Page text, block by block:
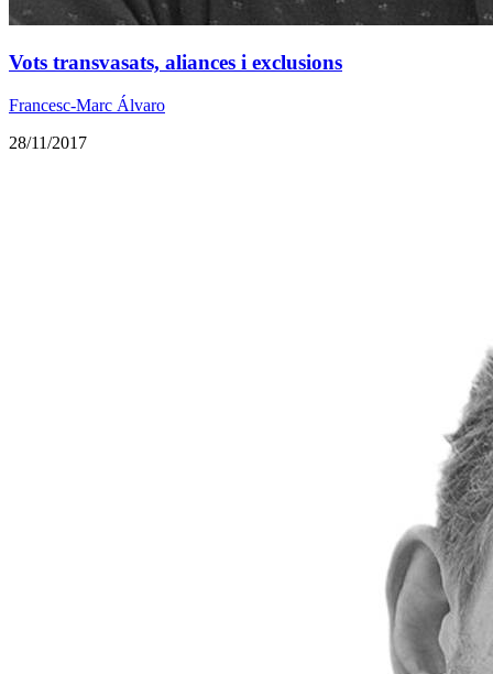
Vots transvasats, aliances i exclusions
Francesc-Marc Álvaro
28/11/2017